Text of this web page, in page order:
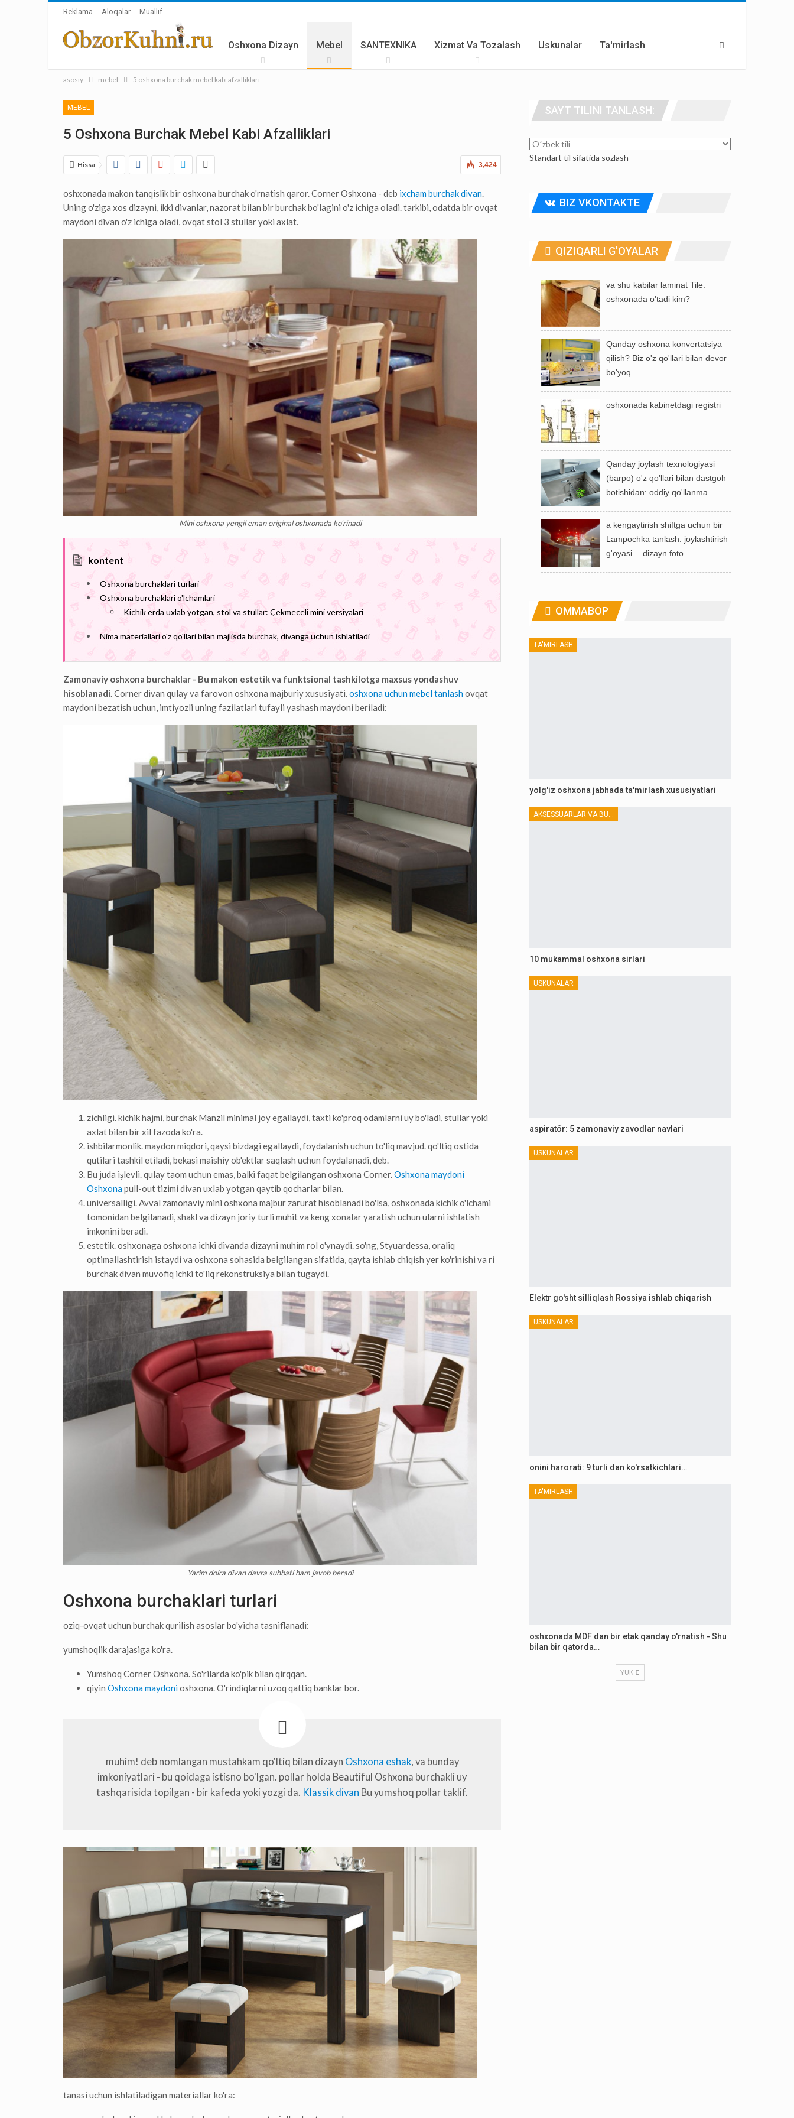
Reklama Aloqalar Muallif
Oshxona Dizayn Mebel SANTEXNIKA Xizmat Va Tozalash Uskunalar Ta'mirlash
asosiy mebel 5 oshxona burchak mebel kabi afzalliklari
MEBEL
5 Oshxona Burchak Mebel Kabi Afzalliklari
3,424
Hissa
oshxonada makon tanqislik bir oshxona burchak o'rnatish qaror. Corner Oshxona - deb ixcham burchak divan.
Uning o'ziga xos dizayni, ikki divanlar, nazorat bilan bir burchak bo'lagini o'z ichiga oladi. tarkibi, odatda bir ovqat
maydoni divan o'z ichiga oladi, ovqat stol 3 stullar yoki axlat.
Mini oshxona yengil eman original oshxonada ko'rinadi
kontent
Oshxona burchaklari turlari
Oshxona burchaklari o'lchamlari
Kichik erda uxlab yotgan, stol va stullar: Çekmeceli mini versiyalari
Nima materiallari o'z qo'llari bilan majlisda burchak, divanga uchun ishlatiladi
Zamonaviy oshxona burchaklar - Bu makon estetik va funktsional tashkilotga maxsus yondashuv
hisoblanadi. Corner divan qulay va farovon oshxona majburiy xususiyati.oshxona uchun mebel tanlashovqat
maydoni bezatish uchun, imtiyozli uning fazilatlari tufayli yashash maydoni beriladi:
zichligi. kichik hajmi, burchak Manzil minimal joy egallaydi, taxti ko'proq odamlarni uy bo'ladi, stullar yoki
axlat bilan bir xil fazoda ko'ra.
ishbilarmonlik. maydon miqdori, qaysi bizdagi egallaydi, foydalanish uchun to'liq mavjud. qo'ltiq ostida
qutilari tashkil etiladi, bekasi maishiy ob'ektlar saqlash uchun foydalanadi, deb.
Bu juda işlevli. qulay taom uchun emas, balki faqat belgilangan oshxona Corner.Oshxona maydoni
Oshxonapull-out tizimi divan uxlab yotgan qaytib qocharlar bilan.
universalligi. Avval zamonaviy mini oshxona majbur zarurat hisoblanadi bo'lsa, oshxonada kichik o'lchami
tomonidan belgilanadi, shakl va dizayn joriy turli muhit va keng xonalar yaratish uchun ularni ishlatish
imkonini beradi.
estetik. oshxonaga oshxona ichki divanda dizayni muhim rol o'ynaydi. so'ng, Styuardessa, oraliq
optimallashtirish istaydi va oshxona sohasida belgilangan sifatida, qayta ishlab chiqish yer ko'rinishi va ri
burchak divan muvofiq ichki to'liq rekonstruksiya bilan tugaydi.
Yarim doira divan davra suhbati ham javob beradi
Oshxona burchaklari turlari
oziq-ovqat uchun burchak qurilish asoslar bo'yicha tasniflanadi:
yumshoqlik darajasiga ko'ra.
Yumshoq Corner Oshxona. So'rilarda ko'pik bilan qirqqan.
qiyin Oshxona maydonioshxona. O'rindiqlarni uzoq qattiq banklar bor.
muhim! deb nomlangan mustahkam qo'ltiq bilan dizayn Oshxona eshak, va bunday
imkoniyatlari - bu qoidaga istisno bo'lgan. pollar holda Beautiful Oshxona burchakli uy
tashqarisida topilgan - bir kafeda yoki yozgi da. Klassik divan Bu yumshoq pollar taklif.
tanasi uchun ishlatiladigan materiallar ko'ra:
SAYT TILINI TANLASH:
Standart til sifatida sozlash
BIZ VKONTAKTE
QIZIQARLI G'OYALAR
va shu kabilar laminat Tile:
oshxonada o'tadi kim?
Qanday oshxona konvertatsiya
qilish? Biz o'z qo'llari bilan devor
bo'yoq
oshxonada kabinetdagi registri
Qanday joylash texnologiyasi
(barpo) o'z qo'llari bilan dastgoh
botishidan: oddiy qo'llanma
a kengaytirish shiftga uchun bir
Lampochka tanlash. joylashtirish
g'oyasi— dizayn foto
OMMABOP
TA'MIRLASH
yolg'iz oshxona jabhada ta'mirlash xususiyatlari
10 mukammal oshxona sirlari
USKUNALAR
aspiratör: 5 zamonaviy zavodlar navlari
USKUNALAR
Elektr go'sht silliqlash Rossiya ishlab chiqarish
USKUNALAR
onini harorati: 9 turli dan ko'rsatkichlari…
TA'MIRLASH
oshxonada MDF dan bir etak qanday o'rnatish - Shu
bilan bir qatorda…
YUK